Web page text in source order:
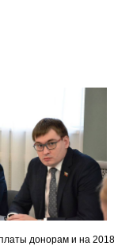
донорам и на